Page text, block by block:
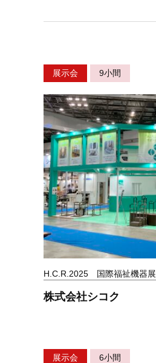
展示会 9小間
H.C.R.2025 国際福祉機器展
株式会社シコク
展示会 6小間